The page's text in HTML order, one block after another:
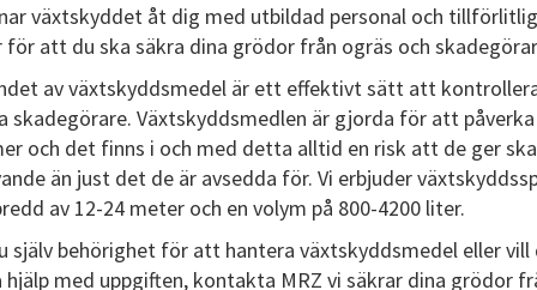
växtskyddet åt dig med utbildad personal och
för att du ska säkra dina grödor från ogräs och
av växtskyddsmedel är ett effektivt sätt att
skadegörare. Växtskyddsmedlen är gjorda för att
och det finns i och med detta alltid en risk att de ger
än just det de är avsedda för. Vi erbjuder
av 12-24 meter och en volym på 800-4200 liter.
själv behörighet för att hantera växtskyddsmedel eller vill
hjälp med uppgiften, kontakta MRZ vi säkrar dina grödor